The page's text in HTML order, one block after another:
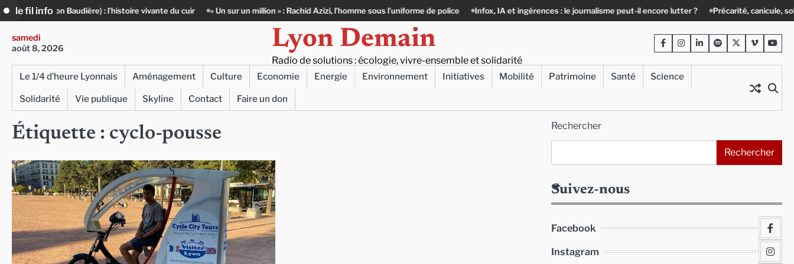
Skip
to
content
le fil info
Baudière) : l’histoire vivante du cuir « Un sur un million » : Rachid Azizi, l’homme sous l’uniforme de police Infox, IA et ingérences : le journalisme peut-il encore lutter ? Précarité, canicule, solitude :
samedi
août 8, 2026
Lyon Demain
Radio de solutions : écologie, vivre-ensemble et solidarité
Facebook
Instagram
LinkedInSpotifyTwitterViméo
Le 1/4 d’heure Lyonnais Aménagement Culture Economie Energie Environnement Initiatives Mobilité Patrimoine Santé
Science
Solidarité
Vie publique Skyline Contact Faire un don
Étiquette : cyclo-pousse Rechercher
Rechercher
Suivez-nous
Facebook
Instagram